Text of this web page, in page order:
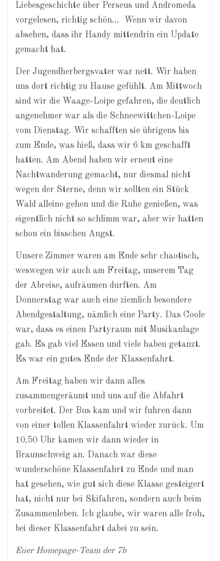
Liebesgeschichte über Perseus und Andromeda
vorgelesen, richtig schön… Wenn wir davon
absehen, dass ihr Handy mittendrin ein Update
gemacht hat.
Der Jugendherbergsvater war nett. Wir haben
uns dort richtig zu Hause gefühlt. Am Mittwoch
sind wir die Waage-Loipe gefahren, die deutlich
angenehmer war als die Schneewittchen-Loipe
vom Dienstag. Wir schafften sie übrigens bis
zum Ende, was hieß, dass wir 6 km geschafft
hatten. Am Abend haben wir erneut eine
Nachtwanderung gemacht, nur diesmal nicht
wegen der Sterne, denn wir sollten ein Stück
Wald alleine gehen und die Ruhe genießen, was
eigentlich nicht so schlimm war, aber wir hatten
schon ein bisschen Angst.
Unsere Zimmer waren am Ende sehr chaotisch,
weswegen wir auch am Freitag, unserem Tag
der Abreise, aufräumen durften. Am
Donnerstag war auch eine ziemlich besondere
Abendgestaltung, nämlich eine Party. Das Coole
war, dass es einen Partyraum mit Musikanlage
gab. Es gab viel Essen und viele haben getanzt.
Es war ein gutes Ende der Klassenfahrt.
Am Freitag haben wir dann alles
zusammengeräumt und uns auf die Abfahrt
vorbreitet. Der Bus kam und wir fuhren dann
von einer tollen Klassenfahrt wieder zurück. Um
10.50 Uhr kamen wir dann wieder in
Braunschweig an. Danach war diese
wunderschöne Klassenfahrt zu Ende und man
hat gesehen, wie gut sich diese Klasse gesteigert
hat, nicht nur bei Skifahren, sondern auch beim
Zusammenleben. Ich glaube, wir waren alle froh,
bei dieser Klassenfahrt dabei zu sein.
Euer Homepage-Team der 7b